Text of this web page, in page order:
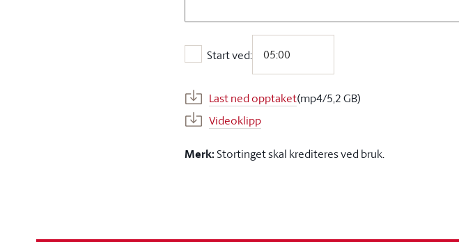
Start ved:
Start ved:
Last ned opptaket(mp4/5,2 GB)
Videoklipp
Merk:Stortinget skal krediteres ved bruk.